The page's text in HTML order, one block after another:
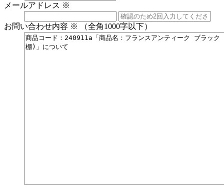
メールアドレス ※
お問い合わせ内容 ※ （全角1000字以下）